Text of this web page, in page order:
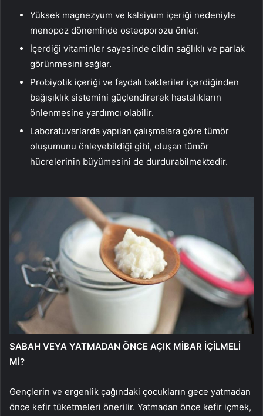
Yüksek magnezyum ve kalsiyum içeriği nedeniyle
menopoz döneminde osteoporozu önler.
İçerdiği vitaminler sayesinde cildin sağlıklı ve parlak
görünmesini sağlar.
Probiyotik içeriği ve faydalı bakteriler içerdiğinden
bağışıklık sistemini güçlendirerek hastalıkların
önlenmesine yardımcı olabilir.
Laboratuvarlarda yapılan çalışmalara göre tümör
oluşumunu önleyebildiği gibi, oluşan tümör
hücrelerinin büyümesini de durdurabilmektedir.
SABAH VEYA YATMADAN ÖNCE AÇIK MİBAR İÇİLMELİ
Mİ?
Gençlerin ve ergenlik çağındaki çocukların gece yatmadan
önce kefir tüketmeleri önerilir. Yatmadan önce kefir içmek,